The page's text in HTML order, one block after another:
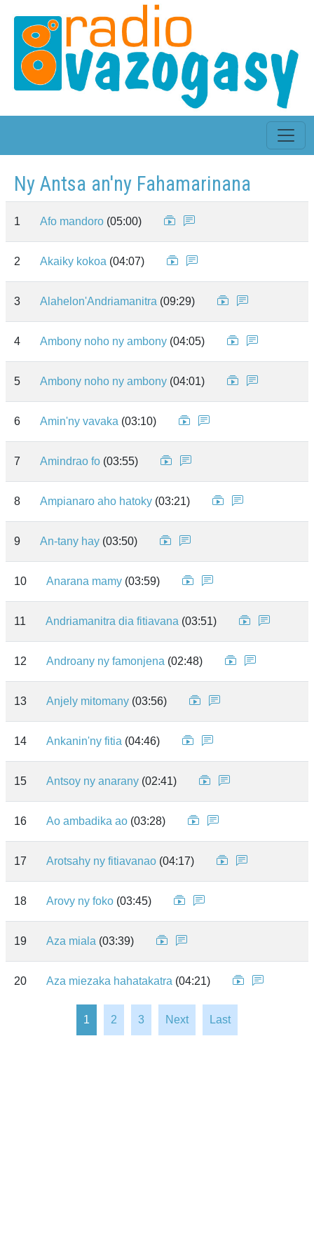
Ny Antsa an'ny Fahamarinana
1 Afo mandoro (05:00)
2 Akaiky kokoa (04:07)
3 Alahelon'Andriamanitra (09:29)
4 Ambony noho ny ambony (04:05)
5 Ambony noho ny ambony (04:01)
6 Amin'ny vavaka (03:10)
7 Amindrao fo (03:55)
8 Ampianaro aho hatoky (03:21)
9 An-tany hay (03:50)
10 Anarana mamy (03:59)
11 Andriamanitra dia fitiavana (03:51)
12 Androany ny famonjena (02:48)
13 Anjely mitomany (03:56)
14 Ankanin'ny fitia (04:46)
15 Antsoy ny anarany (02:41)
16 Ao ambadika ao (03:28)
17 Arotsahy ny fitiavanao (04:17)
18 Arovy ny foko (03:45)
19 Aza miala (03:39)
20 Aza miezaka hahatakatra (04:21)
1 2 3 Next Last